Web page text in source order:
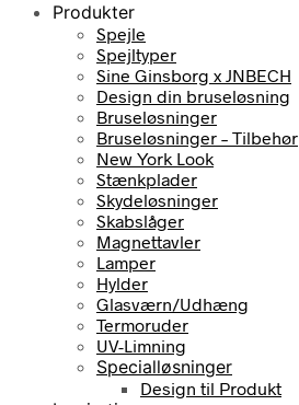
Produkter
Spejle
Spejltyper
Sine Ginsborg x JNBECH
Design din bruseløsning
Bruseløsninger
Bruseløsninger – Tilbehør
New York Look
Stænkplader
Skydeløsninger
Skabslåger
Magnettavler
Lamper
Hylder
Glasværn/Udhæng
Termoruder
UV-Limning
Specialløsninger
Design til Produkt